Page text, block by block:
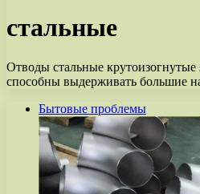
стальные
Отводы стальные
способны выдерживать большие
Бытовые проблемы